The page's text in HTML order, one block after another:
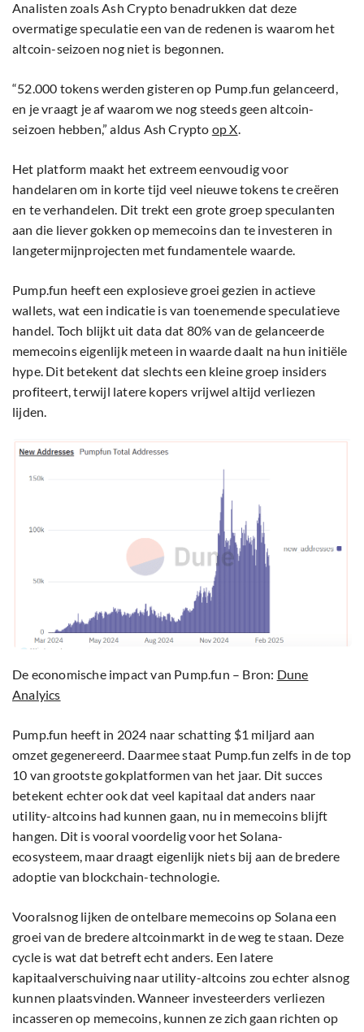
Analisten zoals Ash Crypto benadrukken dat deze
overmatige speculatie een van de redenen is waarom het
altcoin-seizoen nog niet is begonnen.
“52.000 tokens werden gisteren op Pump.fun gelanceerd,
en je vraagt je af waarom we nog steeds geen altcoin-
seizoen hebben,” aldus Ash Crypto op X.
Het platform maakt het extreem eenvoudig voor
handelaren om in korte tijd veel nieuwe tokens te creëren
en te verhandelen. Dit trekt een grote groep speculanten
aan die liever gokken op memecoins dan te investeren in
langetermijnprojecten met fundamentele waarde.
Pump.fun heeft een explosieve groei gezien in actieve
wallets, wat een indicatie is van toenemende speculatieve
handel. Toch blijkt uit data dat 80% van de gelanceerde
memecoins eigenlijk meteen in waarde daalt na hun initiële
hype. Dit betekent dat slechts een kleine groep insiders
profiteert, terwijl latere kopers vrijwel altijd verliezen
lijden.
De economische impact van Pump.fun – Bron: Dune
Analyics
Pump.fun heeft in 2024 naar schatting $1 miljard aan
omzet gegenereerd. Daarmee staat Pump.fun zelfs in de top
10 van grootste gokplatformen van het jaar. Dit succes
betekent echter ook dat veel kapitaal dat anders naar
utility-altcoins had kunnen gaan, nu in memecoins blijft
hangen. Dit is vooral voordelig voor het Solana-
ecosysteem, maar draagt eigenlijk niets bij aan de bredere
adoptie van blockchain-technologie.
Vooralsnog lijken de ontelbare memecoins op Solana een
groei van de bredere altcoinmarkt in de weg te staan. Deze
cycle is wat dat betreft echt anders. Een latere
kapitaalverschuiving naar utility-altcoins zou echter alsnog
kunnen plaatsvinden. Wanneer investeerders verliezen
incasseren op memecoins, kunnen ze zich gaan richten op